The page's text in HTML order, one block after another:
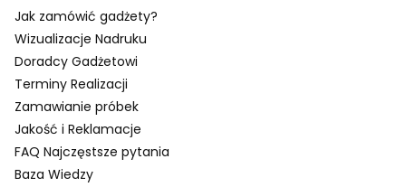
Jak zamówić gadżety?
Wizualizacje Nadruku
Doradcy Gadżetowi
Terminy Realizacji
Zamawianie próbek
Jakość i Reklamacje
FAQ Najczęstsze pytania
Baza Wiedzy